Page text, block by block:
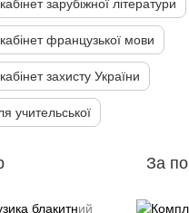
зарубіжної літератури
французької мови
захисту України
учительської
За